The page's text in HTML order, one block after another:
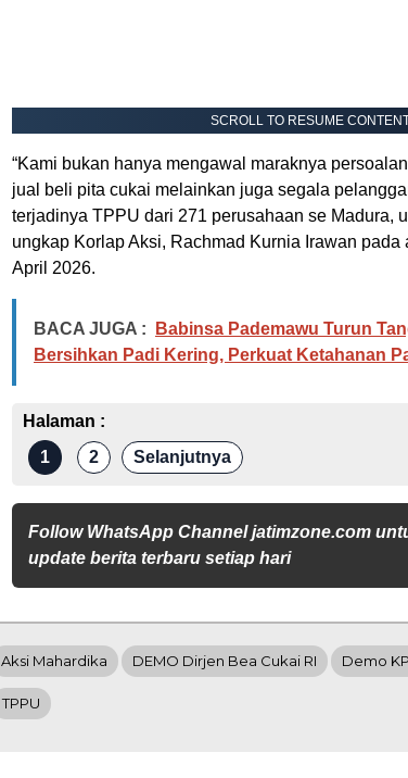
SCROLL TO RESUME
“Kami bukan hanya mengawal maraknya
jual beli pita cukai melainkan juga segala
terjadinya TPPU dari 271 perusahaan se Madura,
ungkap Korlap Aksi, Rachmad Kurnia Irawan pada
April 2026.
BACA JUGA :
Babinsa Pademawu Turun
Bersihkan Padi Kering, Perkuat Ketahanan
Halaman :
1
2 Selanjutnya
Follow WhatsApp Channel jatimzone.com
update berita terbaru setiap hari
Aksi Mahardika DEMO Dirjen Bea Cukai RI Demo
TPPU